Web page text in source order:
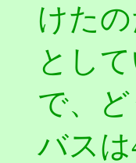
けた
とし
で、
バス